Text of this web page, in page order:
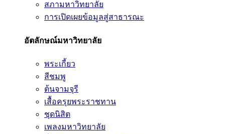
สภามหาวิทยาลัย
การเปิดเผยข้อมูลสู่สาธารณะ
อัตลักษณ์มหาวิทยาลัย
พระเกี้ยว
สีชมพู
ต้นจามจุรี
เสื้อครุยพระราชทาน
ชุดนิสิต
เพลงมหาวิทยาลัย